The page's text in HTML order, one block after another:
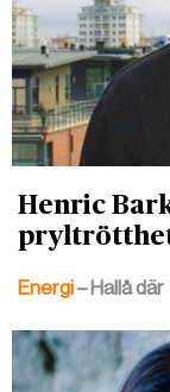
Henric
Energi– Hallå där